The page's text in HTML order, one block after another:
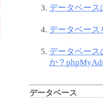
データベー
データベー
データベー
か？
データベース